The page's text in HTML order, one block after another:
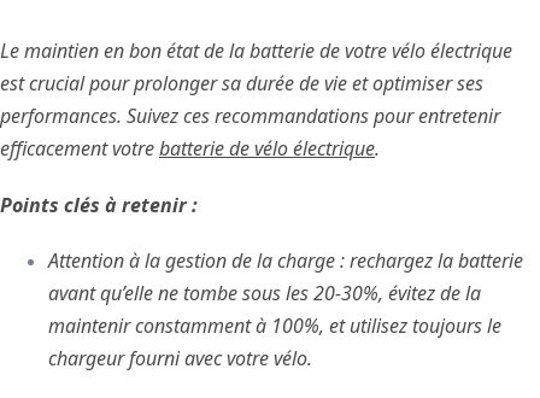
Le maintien en bon état de la batterie de votre vélo électrique
est crucial pour prolonger sa durée de vie et optimiser ses
performances. Suivez ces recommandations pour entretenir
efficacement votrebatterie de vélo électrique.
Points clés à retenir :
Attention à la gestion de la charge : rechargez la batterie
avant qu’elle ne tombe sous les 20‑30%, évitez de la
maintenir constamment à 100%, et utilisez toujours le
chargeur fourni avec votre vélo.